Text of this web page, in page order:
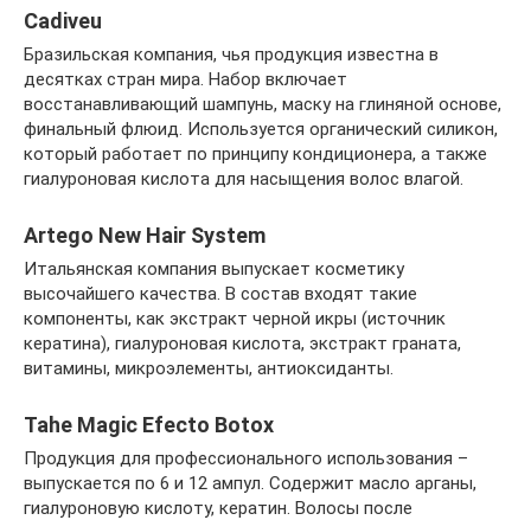
Cadiveu
Бразильская компания, чья продукция известна в
десятках стран мира. Набор включает
восстанавливающий шампунь, маску на глиняной основе,
финальный флюид. Используется органический силикон,
который работает по принципу кондиционера, а также
гиалуроновая кислота для насыщения волос влагой.
Artego New Hair System
Итальянская компания выпускает косметику
высочайшего качества. В состав входят такие
компоненты, как экстракт черной икры (источник
кератина), гиалуроновая кислота, экстракт граната,
витамины, микроэлементы, антиоксиданты.
Tahe Magic Efecto Botox
Продукция для профессионального использования –
выпускается по 6 и 12 ампул. Содержит масло арганы,
гиалуроновую кислоту, кератин. Волосы после